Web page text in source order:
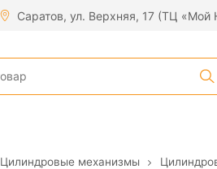
Саратов, ул. Верхняя, 17 (ТЦ «Мой
Цилиндровые механизмы